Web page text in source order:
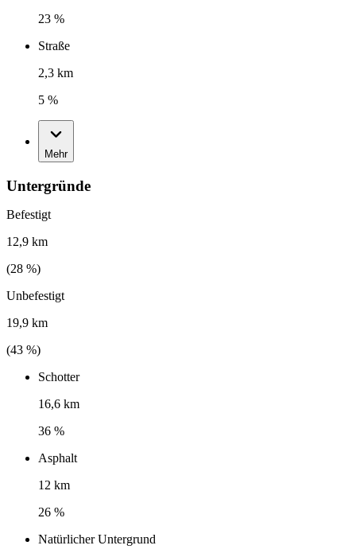
23 %
Straße
2,3 km
5 %
Mehr
Untergründe
Befestigt
12,9 km
(28 %)
Unbefestigt
19,9 km
(43 %)
Schotter
16,6 km
36 %
Asphalt
12 km
26 %
Natürlicher Untergrund